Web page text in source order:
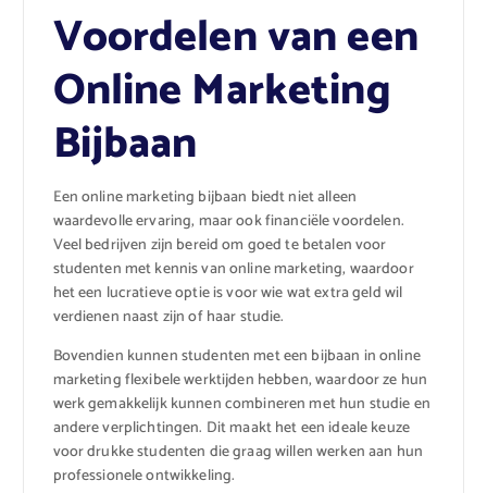
Voordelen van een
Online Marketing
Bijbaan
Een online marketing bijbaan biedt niet alleen
waardevolle ervaring, maar ook financiële voordelen.
Veel bedrijven zijn bereid om goed te betalen voor
studenten met kennis van online marketing, waardoor
het een lucratieve optie is voor wie wat extra geld wil
verdienen naast zijn of haar studie.
Bovendien kunnen studenten met een bijbaan in online
marketing flexibele werktijden hebben, waardoor ze hun
werk gemakkelijk kunnen combineren met hun studie en
andere verplichtingen. Dit maakt het een ideale keuze
voor drukke studenten die graag willen werken aan hun
professionele ontwikkeling.